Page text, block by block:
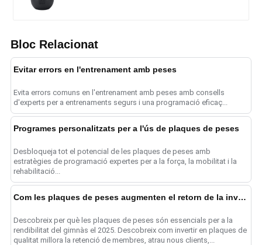
Bloc Relacionat
Evitar errors en l'entrenament amb peses
Evita errors comuns en l'entrenament amb peses amb consells
d'experts per a entrenaments segurs i una programació eficaç...
Programes personalitzats per a l'ús de plaques de peses
Desbloqueja tot el potencial de les plaques de peses amb
estratègies de programació expertes per a la força, la mobilitat i la
rehabilitació...
Com les plaques de peses augmenten el retorn de la inversió (ROI) al gimnàs el 2025
Descobreix per què les plaques de peses són essencials per a la
rendibilitat del gimnàs el 2025. Descobreix com invertir en plaques de
qualitat millora la retenció de membres, atrau nous clients,...